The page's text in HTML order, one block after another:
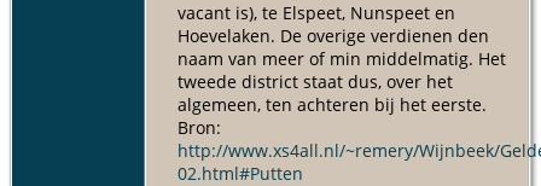
vacant is), te Elspeet, Nunspeet en
Hoevelaken. De overige verdienen den
naam van meer of min middelmatig. Het
tweede district staat dus, over het
algemeen, ten achteren bij het eerste.
Bron:
http://www.xs4all.nl/~remery/Wijnbeek/
02.html#Putten